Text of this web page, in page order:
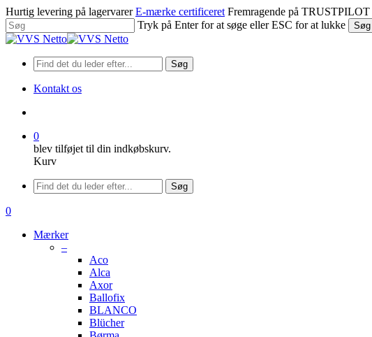
Spring
til
hovedindhold
Hurtig levering på lagervarer E-mærke certificeret Fremragende på TRUSTPILOT
Tryk på Enter for at søge eller ESC for at lukke
Søg
Luk
Søg
Kontakt os
0
blev tilføjet til din indkøbskurv.
Kurv
Menu
Søg
søge
0
Mærker
–
Aco
Alca
Axor
Ballofix
BLANCO
Blücher